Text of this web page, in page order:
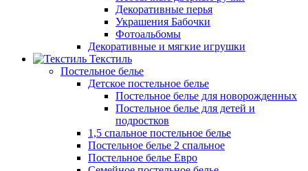
Декоративные перья
Украшения Бабочки
Фотоальбомы
Декоративные и мягкие игрушки
Текстиль
Постельное белье
Детское постельное белье
Постельное белье для новорожденных
Постельное белье для детей и
подростков
1,5 спальное постельное белье
Постельное белье 2 спальное
Постельное белье Евро